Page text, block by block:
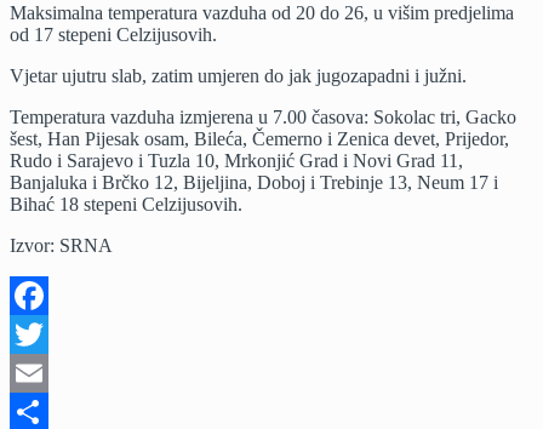
Maksimalna temperatura vazduha od 20 do 26, u višim predjelima
od 17 stepeni Celzijusovih.
Vjetar ujutru slab, zatim umjeren do jak jugozapadni i južni.
Temperatura vazduha izmjerena u 7.00 časova: Sokolac tri, Gacko
šest, Han Pijesak osam, Bileća, Čemerno i Zenica devet, Prijedor,
Rudo i Sarajevo i Tuzla 10, Mrkonjić Grad i Novi Grad 11,
Banjaluka i Brčko 12, Bijeljina, Doboj i Trebinje 13, Neum 17 i
Bihać 18 stepeni Celzijusovih.
Izvor: SRNA
Facebook
Twitter
Email